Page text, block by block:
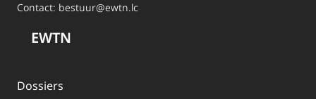
Contact: bestuur@ewtn.lc
EWTN
Dossiers